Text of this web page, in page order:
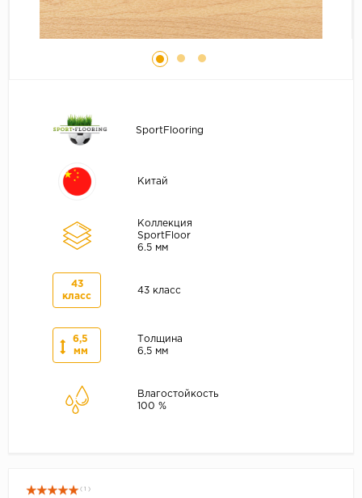
Бельгия
SportFlooring
Китай
Коллекция
SportFloor
6.5 мм
43
класс
43 класс
6,5
мм
Толщина
6,5 мм
Влагостойкость
100 %
( 1 )